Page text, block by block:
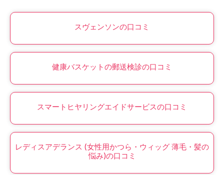
スヴェンソンの口コミ
健康バスケットの郵送検診の口コミ
スマートヒヤリングエイドサービスの口コミ
レディスアデランス (女性用かつら・ウィッグ 薄毛・髪の
悩み)の口コミ